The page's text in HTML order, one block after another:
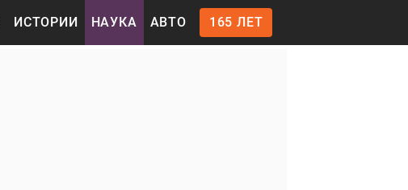
ИСТОРИИ НАУКА АВТО 165 ЛЕТ